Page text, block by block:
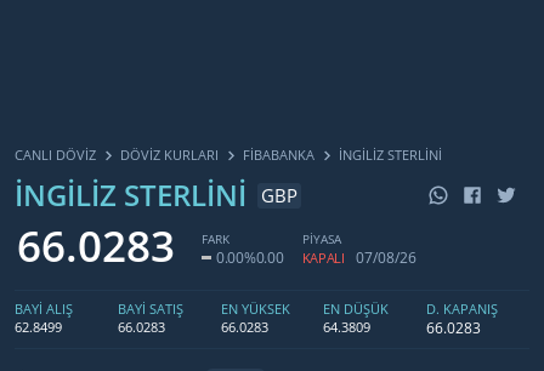
CANLI DÖVİZ DÖVIZ KURLARI FIBABANKA İNGILIZ STERLINI
İNGILIZ STERLINI GBP
66.0283 FARK
0.00%0.00
PİYASA
KAPALI 07/08/26
BAYİ ALIŞ
62.8499
BAYİ SATIŞ
66.0283
EN YÜKSEK
66.0283
EN DÜŞÜK
64.3809
D. KAPANIŞ
66.0283